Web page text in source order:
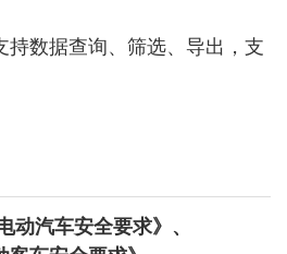
数据查询、筛选、导出，支
汽车安全要求》、